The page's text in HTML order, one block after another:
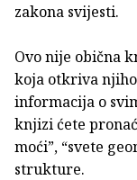
zakona svijesti.
Ovo nije obična
koja otkriva
informacija o
knjizi ćete
moći”, “svete
strukture.